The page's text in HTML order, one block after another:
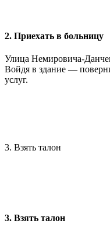
2. Приехать в больницу
Улица Немировича-
Войдя в здание —
услуг.
3. Взять талон
3. Взять талон